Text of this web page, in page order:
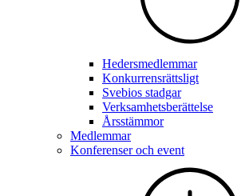
Hedersmedlemmar
Konkurrensrättsligt
Svebios stadgar
Verksamhetsberättelse
Årsstämmor
Medlemmar
Konferenser och event